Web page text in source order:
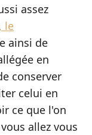
assez
le
ainsi de
en
conserver
celui en
ce que l'on
allez vous